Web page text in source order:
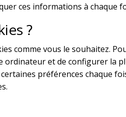
ces informations à chaque
?
comme vous le souhaitez.
et de configurer la
préférences chaque